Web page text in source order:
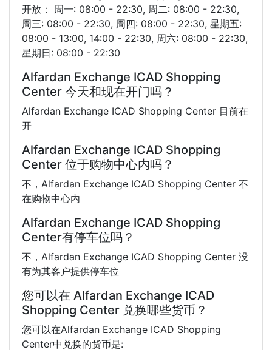
开放： 周一: 08:00 - 22:30, 周二: 08:00 - 22:30,
周三: 08:00 - 22:30, 周四: 08:00 - 22:30, 星期五:
08:00 - 13:00, 14:00 - 22:30, 周六: 08:00 - 22:30,
星期日: 08:00 - 22:30
Alfardan Exchange ICAD Shopping
Center 今天和现在开门吗？
Alfardan Exchange ICAD Shopping Center 目前在
开
Alfardan Exchange ICAD Shopping
Center 位于购物中心内吗？
不，Alfardan Exchange ICAD Shopping Center 不
在购物中心内
Alfardan Exchange ICAD Shopping
Center有停车位吗？
不，Alfardan Exchange ICAD Shopping Center 没
有为其客户提供停车位
您可以在 Alfardan Exchange ICAD
Shopping Center 兑换哪些货币？
您可以在Alfardan Exchange ICAD Shopping
Center中兑换的货币是: